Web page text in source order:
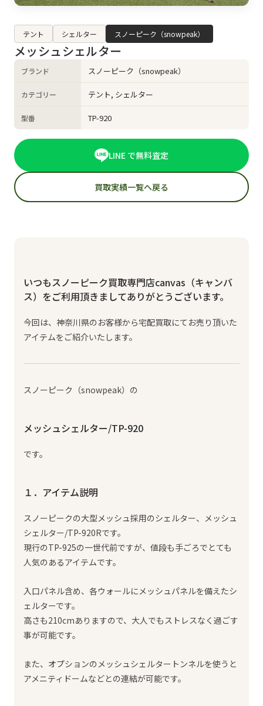
テント シェルター スノーピーク（snowpeak）
メッシュシェルター
ブランド スノーピーク（snowpeak）
カテゴリー テント, シェルター
型番 TP-920
LINE で無料査定
買取実績一覧へ戻る
いつもスノーピーク買取専門店canvas（キャンバ
ス）をご利用頂きましてありがとうございます。
今回は、神奈川県のお客様から宅配買取にてお売り頂いた
アイテムをご紹介いたします。
スノーピーク（snowpeak）の
メッシュシェルター/TP-920
です。
１．アイテム説明
スノーピークの大型メッシュ採用のシェルター、メッシュ
シェルター/TP-920Rです。
現行のTP-925の一世代前ですが、値段も手ごろでとても
人気のあるアイテムです。
入口パネル含め、各ウォールにメッシュパネルを備えたシ
ェルターです。
高さも210cmありますので、大人でもストレスなく過ごす
事が可能です。
また、オプションのメッシュシェルタートンネルを使うと
アメニティドームなどとの連結が可能です。